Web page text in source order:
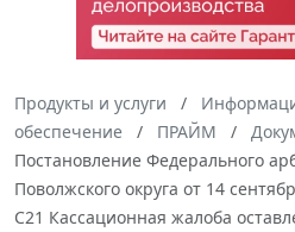
Продукты и услуги
обеспечение
ПРАЙМ
Постановление Федерального
Поволжского округа от 14
С21 Кассационная жалоба